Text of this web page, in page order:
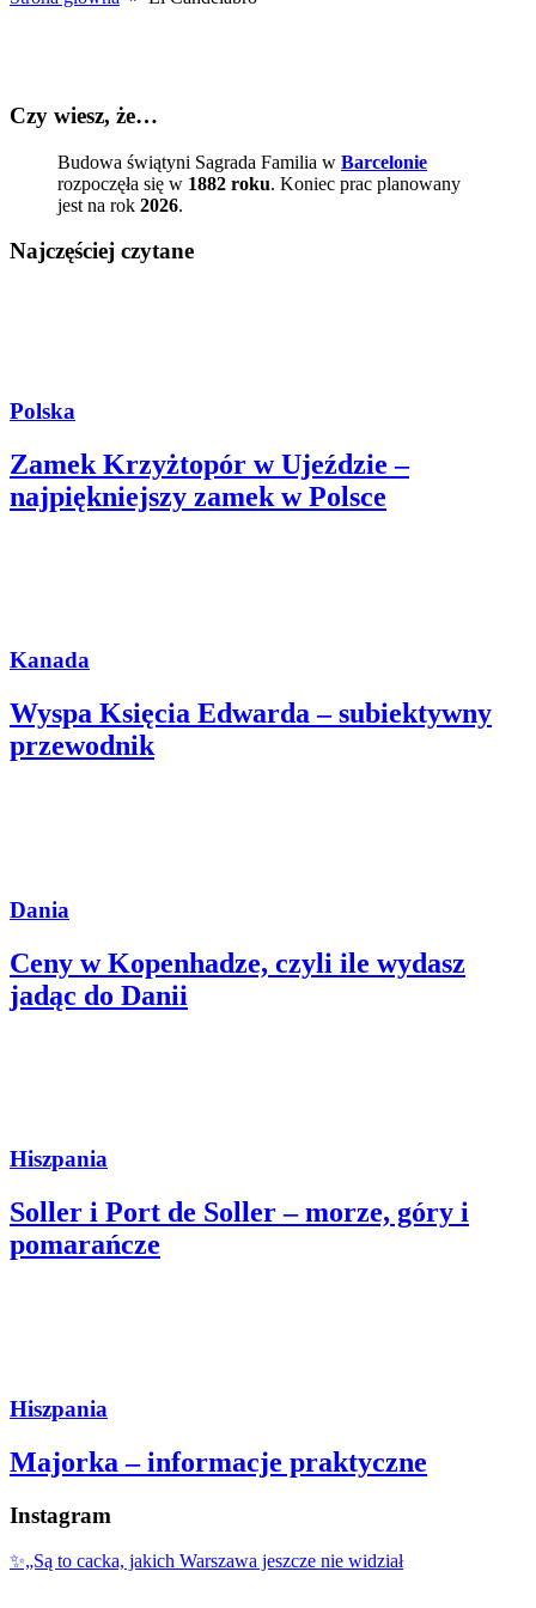
Czy wiesz, że…
Budowa świątyni Sagrada Familia w Barcelonie
rozpoczęła się w 1882 roku. Koniec prac planowany
jest na rok 2026.
Najczęściej czytane
Polska
Zamek Krzyżtopór w Ujeździe –
najpiękniejszy zamek w Polsce
Kanada
Wyspa Księcia Edwarda – subiektywny
przewodnik
Dania
Ceny w Kopenhadze, czyli ile wydasz
jadąc do Danii
Hiszpania
Soller i Port de Soller – morze, góry i
pomarańcze
Hiszpania
Majorka – informacje praktyczne
Instagram
✨„Są to cacka, jakich Warszawa jeszcze nie widział